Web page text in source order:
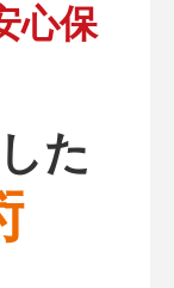
心保
た